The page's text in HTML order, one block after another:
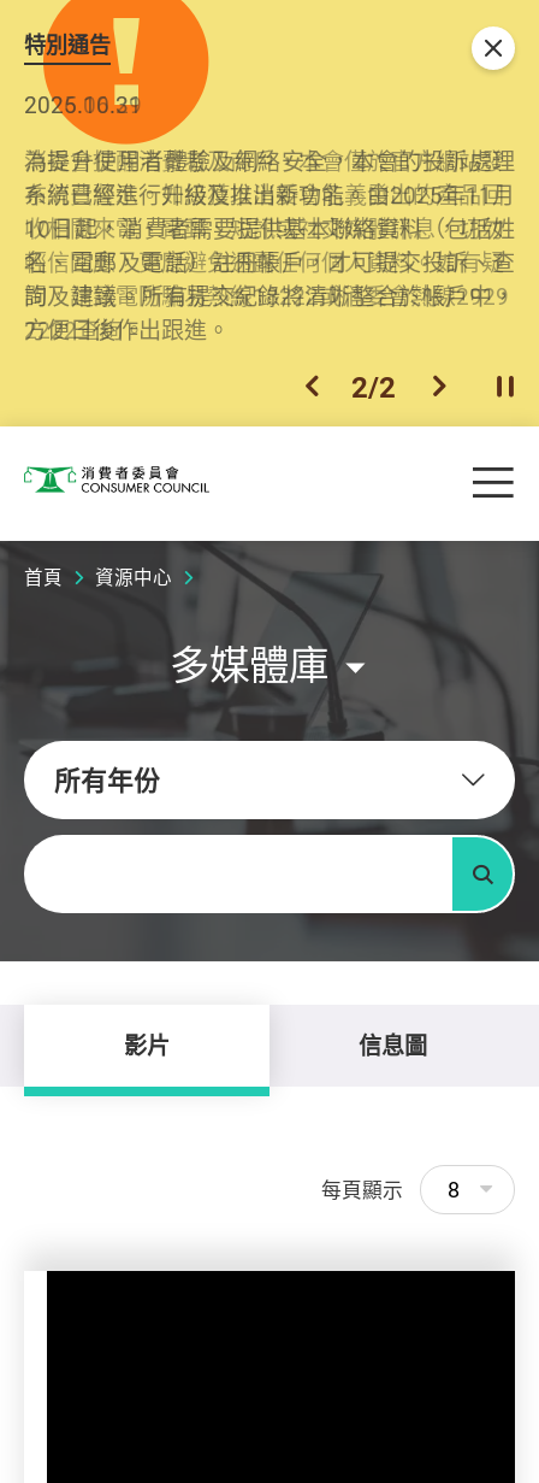
特別通告
2026.06.29
消委會提醒消費者及商戶，本會僅於官方網站發
布消費警示。如接獲以消委會名義發出的產品回
收相關來電、電郵、短訊或社交媒體訊息，切勿
輕信回應，更應避免透露任何個人資料。如有疑
問，請致電防騙易熱線18222或消委會熱線2929
2222查詢。
2025.10.31
為提升使用者體驗及網絡安全，本會的投訴處理
系統已經進行升級及推出新功能。由2025年11月
10日起，消費者需要提供基本聯絡資料（包括姓
名、電郵及電話）註冊帳戶，才可提交投訴、查
詢及建議。所有提交紀錄將清晰整合於帳戶中，
方便日後作出跟進。
上一個
2/2 下一個開
關閉
消費者委員會 目
首頁 資源中心
多媒體庫
所有年份
關鍵字
搜尋
影片 信息圖
每頁顯示 8